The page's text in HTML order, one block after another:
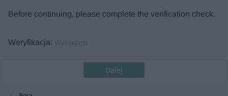
Before continuing, please complete the verification check.
Weryfikacja Wymagane
Dalej